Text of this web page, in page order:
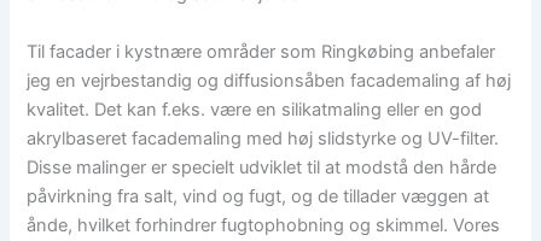
Til facader i kystnære områder som Ringkøbing anbefaler
jeg en vejrbestandig og diffusionsåben facademaling af høj
kvalitet. Det kan f.eks. være en silikatmaling eller en god
akrylbaseret facademaling med høj slidstyrke og UV-filter.
Disse malinger er specielt udviklet til at modstå den hårde
påvirkning fra salt, vind og fugt, og de tillader væggen at
ånde, hvilket forhindrer fugtophobning og skimmel. Vores